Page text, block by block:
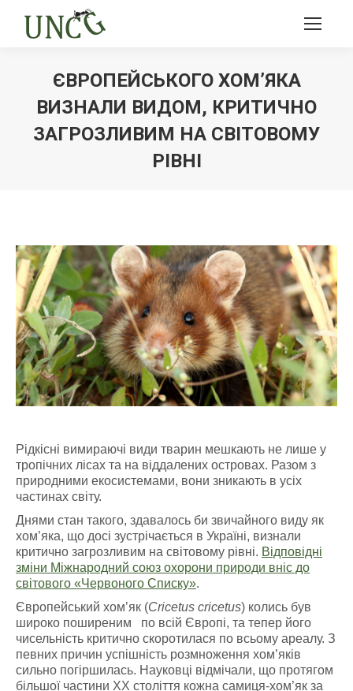
ЄВРОПЕЙСЬКОГО ХОМ’ЯКА
ВИЗНАЛИ ВИДОМ, КРИТИЧНО
ЗАГРОЗЛИВИМ НА СВІТОВОМУ
РІВНІ
Рідкісні вимираючі види тварин мешкають не лише у
тропічних лісах та на віддалених островах. Разом з
природними екосистемами, вони зникають в усіх
частинах світу.
Днями стан такого, здавалось би звичайного виду як
хом’яка, що досі зустрічається в Україні, визнали
критично загрозливим на світовому рівні. Відповідні
зміни Міжнародний союз охорони природи вніс до
світового «Червоного Списку».
Європейський хом’як (Cricetus cricetus) колись був
широко поширеним по всій Європі, та тепер його
чисельність критично скоротилася по всьому ареалу. З
певних причин успішність розмноження хом’яків
сильно погіршилась. Науковці відмічали, що протягом
більшої частини XX століття кожна самиця-хом’як за